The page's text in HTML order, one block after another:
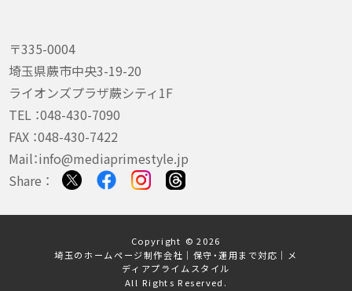
〒335-0004
埼玉県蕨市中央3-19-20
ライオンズプラザ蕨シティ1F
TEL ：048-430-7090
FAX ：048-430-7422
Mail：info@mediaprimestyle.jp
Share ：
Copyright © 2026
埼玉のホームページ制作会社｜保守・運用まで対応｜メ
ディアプライムスタイル
All Rights Reserved.